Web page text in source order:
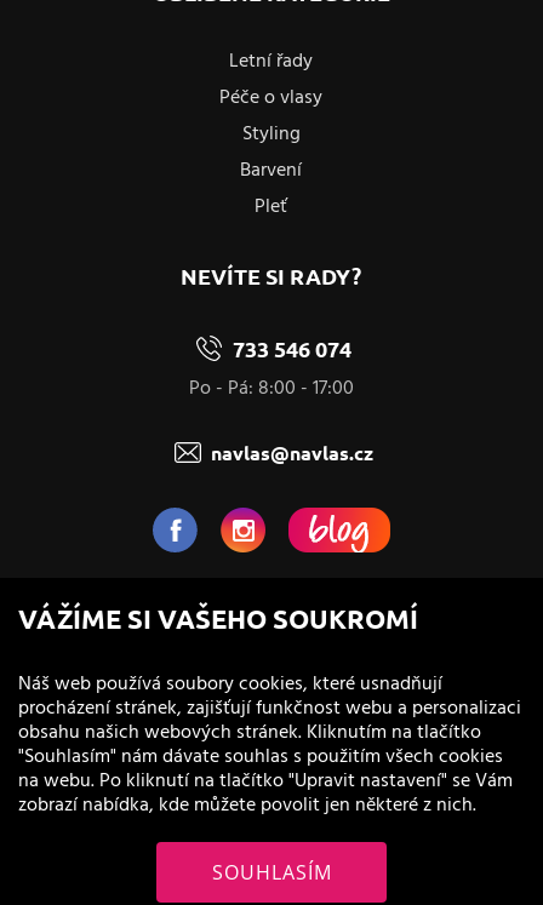
Letní řady
Péče o vlasy
Styling
Barvení
Pleť
NEVÍTE SI RADY?
733 546 074
Po - Pá: 8:00 - 17:00
navlas@navlas.cz
NaVlas.cz - Vlasová kosmetika
provozovatel e-shopu a prodejen
VÁŽÍME SI VAŠEHO SOUKROMÍ
Náš web používá soubory cookies, které usnadňují
procházení stránek, zajišťují funkčnost webu a personalizaci
obsahu našich webových stránek. Kliknutím na tlačítko
"Souhlasím" nám dávate souhlas s použitím všech cookies
na webu. Po kliknutí na tlačítko "Upravit nastavení" se Vám
zobrazí nabídka, kde můžete povolit jen některé z nich.
SOUHLASÍM